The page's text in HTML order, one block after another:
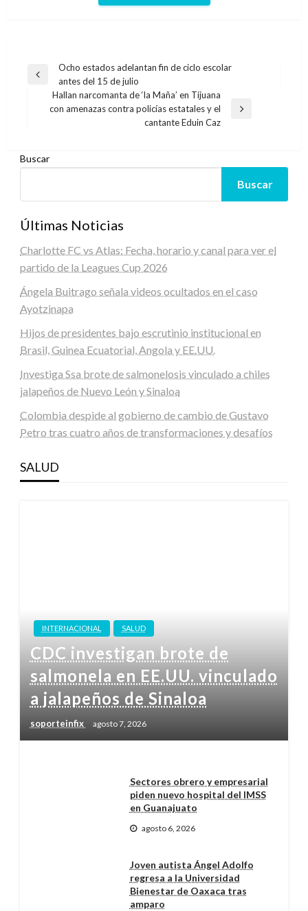
Navegación
entradas
Entrada
anterior
Ocho estados adelantan fin de ciclo escolar
antes del 15 de julio
Entrada
Hallan narcomanta de ‘la Maña’ en Tijuana
con amenazas contra policías estatales y el
cantante Eduin Caz
Buscar
Buscar
Últimas Noticias
Charlotte FC vs Atlas: Fecha, horario y canal para ver el
partido de la Leagues Cup 2026
Ángela Buitrago señala videos ocultados en el caso
Ayotzinapa
Hijos de presidentes bajo escrutinio institucional en
Brasil, Guinea Ecuatorial, Angola y EE.UU.
Investiga Ssa brote de salmonelosis vinculado a chiles
jalapeños de Nuevo León y Sinaloa
Colombia despide al gobierno de cambio de Gustavo
Petro tras cuatro años de transformaciones y desafíos
SALUD
INTERNACIONAL SALUD
CDC investigan brote de
salmonela en EE.UU. vinculado
a jalapeños de Sinaloa
soporteinfix agosto 7, 2026
Sectores obrero y empresarial
piden nuevo hospital del IMSS
en Guanajuato
agosto 6, 2026
Joven autista Ángel Adolfo
regresa a la Universidad
Bienestar de Oaxaca tras
amparo